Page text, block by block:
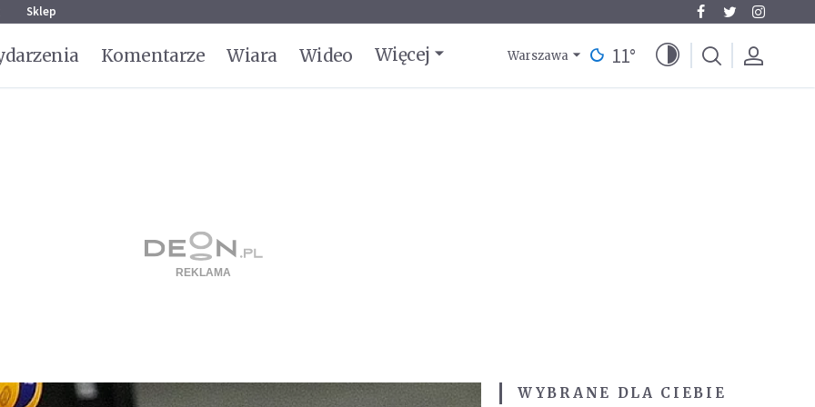
Sklep
Komentarze Wiara Wideo Więcej Warszawa 11°
WYBRANE DLA CIEBIE